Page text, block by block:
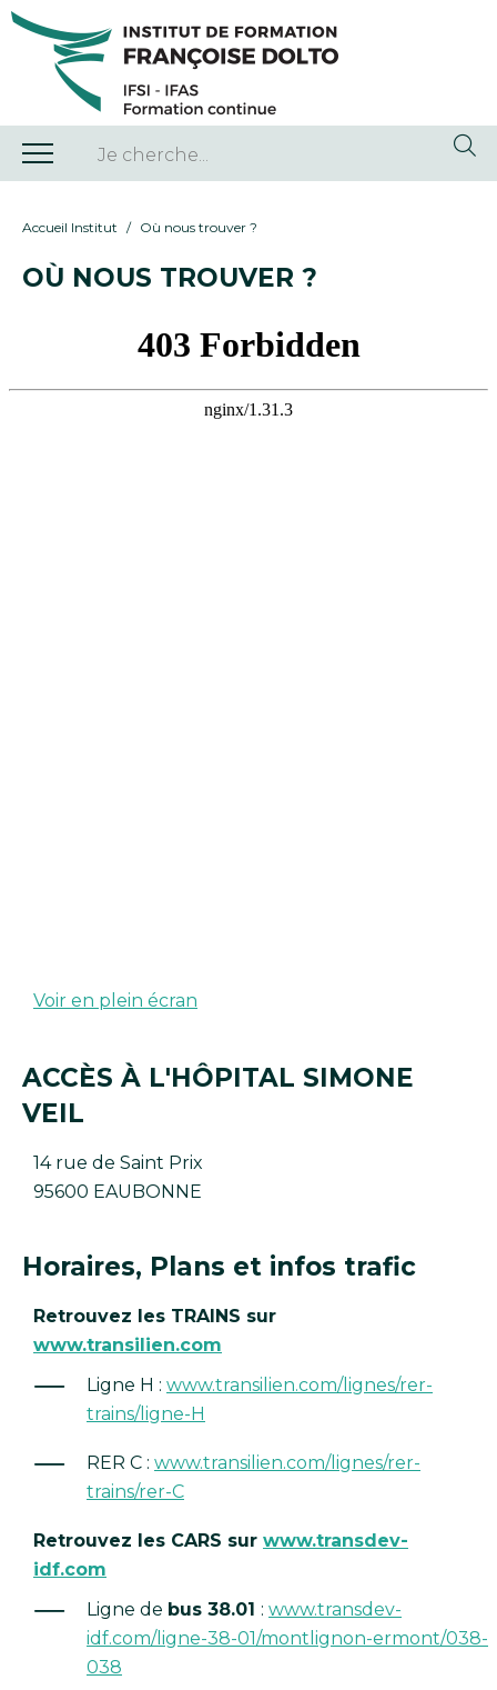
Accueil Institut Où nous trouver ?
OÙ NOUS TROUVER ?
Voir en plein écran
ACCÈS À L'HÔPITAL SIMONE
VEIL
14 rue de Saint Prix
95600 EAUBONNE
Horaires, Plans et infos trafic
Retrouvez les TRAINS sur
www.transilien.com
Ligne H : www.transilien.com/lignes/rer-
trains/ligne-H
RER C : www.transilien.com/lignes/rer-
trains/rer-C
Retrouvez les CARS sur www.transdev-
idf.com
Ligne de bus 38.01 : www.transdev-
idf.com/ligne-38-01/montlignon-ermont/038-
038